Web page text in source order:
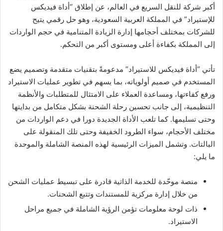
أكبر شركة للنقل السريع في العالم، عن إطلاق “أداة فيديكس
للإستيراد” في المملكة العربية السعودية، وهو حل رقمي يتيح
للشركات بمختلف أحجامها إدارة الزيادة المتنامية في حجم الواردات
إلى المملكة بكفاءة أعلى ومستوى أكبر من التحكم.
تأتي “أداة فيديكس للاستيراد” مدعومةً بتقنيات متقدمة وتصميم يضع
المستخدم في صميم أولوياته، بما يسهم في تطوير عمليات الاستيراد
ورفع كفاءتها، ومساعدة العملاء على الامتثال للمتطلبات والأنظمة
التنظيمية، إلى جانب تحسين رحلة الشحنة بشكل متكامل من بدايتها
وحتى تسليمها. كما تلعب الأداة الجديدة دورا في دعم الواردات من
مختلف الأحجام، سواء الطرود الخفيفة وحتى تلك المنقولة على
البالتات. وتشمل الميزات الرئيسية لهذه المنصة الشاملة والموحدة
ما يلي:
منصة موحّدة للخدمة الذاتية قادرة على تبسيط عمليات الشحن
من خلال إدارة مركزية للمستندات وتتبع الشحنات.
ذات لوحة معلومات تؤمن الرؤية الشاملة في جميع مراحل
الاستيراد.